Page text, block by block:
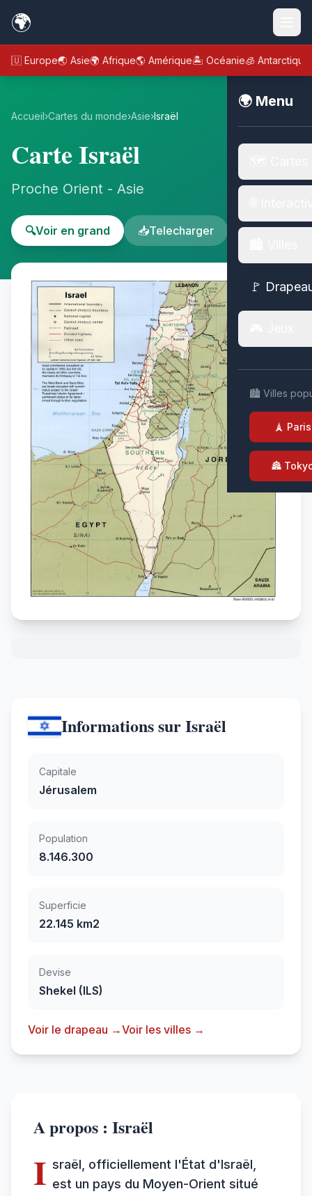
🌍
🇪🇺 Europe🌏 Asie🌍 Afrique🌎 Amérique🏝️ Océanie🧊 Antarctique
🌍 Menu
🚩
🏙️ Villes
🗼 Paris
🏯
Accueil›Cartes du monde›Asie›Israël
Carte Israël
Proche Orient - Asie
🔍Voir en grand 📥Telecharger
Informations sur Israël
Capitale
Jérusalem
Population
8.146.300
Superficie
22.145 km2
Devise
Shekel (ILS)
Voir le drapeau →Voir les villes →
A propos : Israël
I sraël, officiellement l'État d'Israël,
est un pays du Moyen-Orient situé